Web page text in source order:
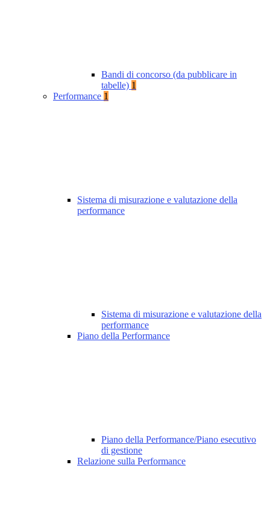
Bandi di concorso (da pubblicare in
tabelle) 1
Performance 1
Sistema di misurazione e valutazione della
performance
Sistema di misurazione e valutazione della
performance
Piano della Performance
Piano della Performance/Piano esecutivo
di gestione
Relazione sulla Performance